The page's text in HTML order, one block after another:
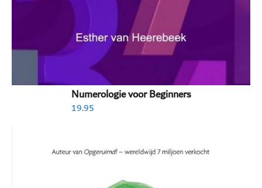
Numerologie voor Beginners
19.95